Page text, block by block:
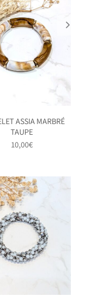
ASSIA MARBRÉ
TAUPE
10,00€